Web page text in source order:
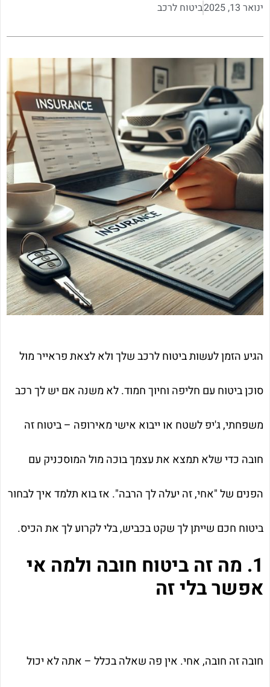
ינואר 13, 2025 ביטוח לרכב
הגיע הזמן לעשות ביטוח לרכב שלך ולא לצאת פראייר מול
סוכן ביטוח עם חליפה וחיוך חמוד. לא משנה אם יש לך רכב
משפחתי, ג'יפ לשטח או ייבוא אישי מאירופה – ביטוח זה
חובה כדי שלא תמצא את עצמך בוכה מול המוסכניק עם
הפנים של "אחי, זה יעלה לך הרבה". אז בוא תלמד איך לבחור
ביטוח חכם שייתן לך שקט בכביש, בלי לקרוע לך את הכיס.
1. מה זה ביטוח חובה ולמה אי
אפשר בלי זה
חובה זה חובה, אחי. אין פה שאלה בכלל – אתה לא יכול